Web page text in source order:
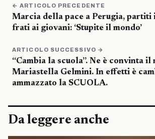
← ARTICOLO PRECEDENTE
Marcia della pace a Perugia, partiti
frati ai giovani: ‘Stupite il mondo’
ARTICOLO SUCCESSIVO →
“Cambia la scuola”. Ne è convinta il
Mariastella Gelmini. In effetti è
ammazzato la SCUOLA.
Da leggere anche